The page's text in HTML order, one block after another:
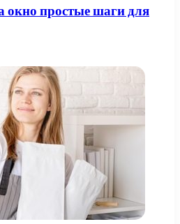
окно простые шаги для